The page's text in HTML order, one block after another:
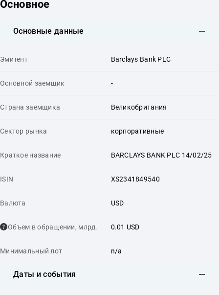
Основное
Основные данные
Эмитент Barclays Bank PLC
Основной заемщик -
Страна заемщика Великобритания
Сектор рынка корпоративные
Краткое название BARCLAYS BANK PLC 14/02/25
ISIN XS2341849540
Валюта USD
Объем в обращении, млрд. 0.01 USD
Минимальный лот n/a
Даты и события